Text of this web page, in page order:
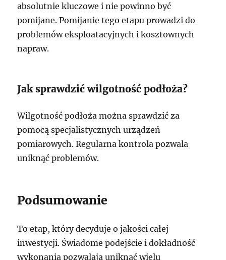
absolutnie kluczowe i nie powinno być
pomijane. Pomijanie tego etapu prowadzi do
problemów eksploatacyjnych i kosztownych
napraw.
Jak sprawdzić wilgotność podłoża?
Wilgotność podłoża można sprawdzić za
pomocą specjalistycznych urządzeń
pomiarowych. Regularna kontrola pozwala
uniknąć problemów.
Podsumowanie
To etap, który decyduje o jakości całej
inwestycji. Świadome podejście i dokładność
wykonania pozwalają uniknąć wielu